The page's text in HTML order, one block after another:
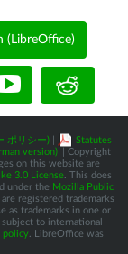
(LibreOffice)
ポリシー)
Statutes
version)
| Copyright
on this website are
3.0 License. This does
under the Mozilla Public
are registered trademarks
as trademarks in one or
to international
policy. LibreOffice was